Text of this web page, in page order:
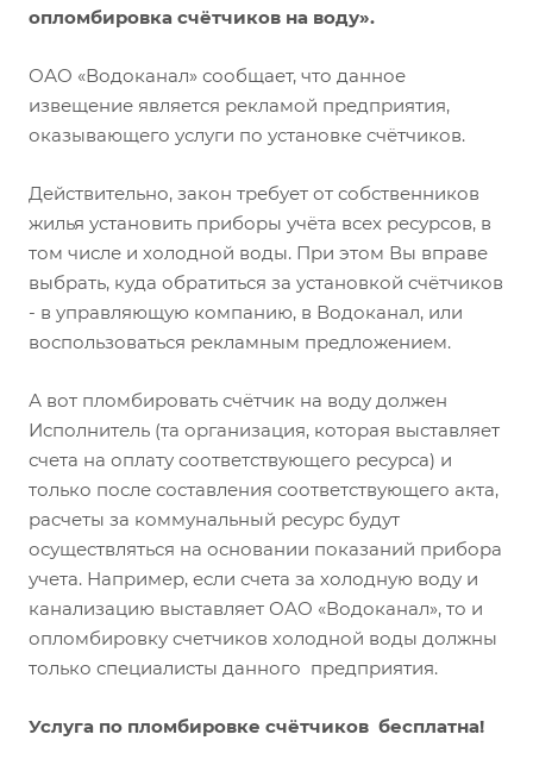
опломбировка счётчиков на воду».
ОАО «Водоканал» сообщает, что данное
извещение является рекламой предприятия,
оказывающего услуги по установке счётчиков.
Действительно, закон требует от собственников
жилья установить приборы учёта всех ресурсов, в
том числе и холодной воды. При этом Вы вправе
выбрать, куда обратиться за установкой счётчиков
- в управляющую компанию, в Водоканал, или
воспользоваться рекламным предложением.
А вот пломбировать счётчик на воду должен
Исполнитель (та организация, которая выставляет
счета на оплату соответствующего ресурса) и
только после составления соответствующего акта,
расчеты за коммунальный ресурс будут
осуществляться на основании показаний прибора
учета. Например, если счета за холодную воду и
канализацию выставляет ОАО «Водоканал», то и
опломбировку счетчиков холодной воды должны
только специалисты данного предприятия.
Услуга по пломбировке счётчиков бесплатна!